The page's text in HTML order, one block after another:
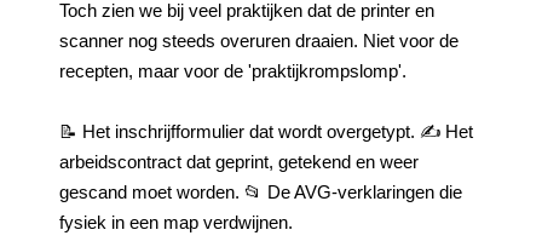
Toch zien we bij veel praktijken dat de printer en
scanner nog steeds overuren draaien. Niet voor de
recepten, maar voor de 'praktijkrompslomp'.
📝 Het inschrijfformulier dat wordt overgetypt. ✍️ Het
arbeidscontract dat geprint, getekend en weer
gescand moet worden. 📂 De AVG-verklaringen die
fysiek in een map verdwijnen.